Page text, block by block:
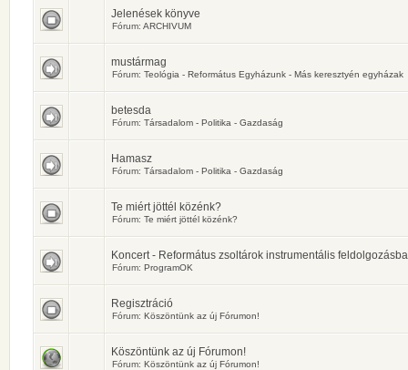
Jelenések könyve
Fórum: ARCHIVUM
mustármag
Fórum: Teológia - Református Egyházunk - Más keresztyén egyházak
betesda
Fórum: Társadalom - Politika - Gazdaság
Hamasz
Fórum: Társadalom - Politika - Gazdaság
Te miért jöttél közénk?
Fórum: Te miért jöttél közénk?
Koncert - Református zsoltárok instrumentális
Fórum: ProgramOK
Regisztráció
Fórum: Köszöntünk az új Fórumon!
Köszöntünk az új Fórumon!
Fórum: Köszöntünk az új Fórumon!